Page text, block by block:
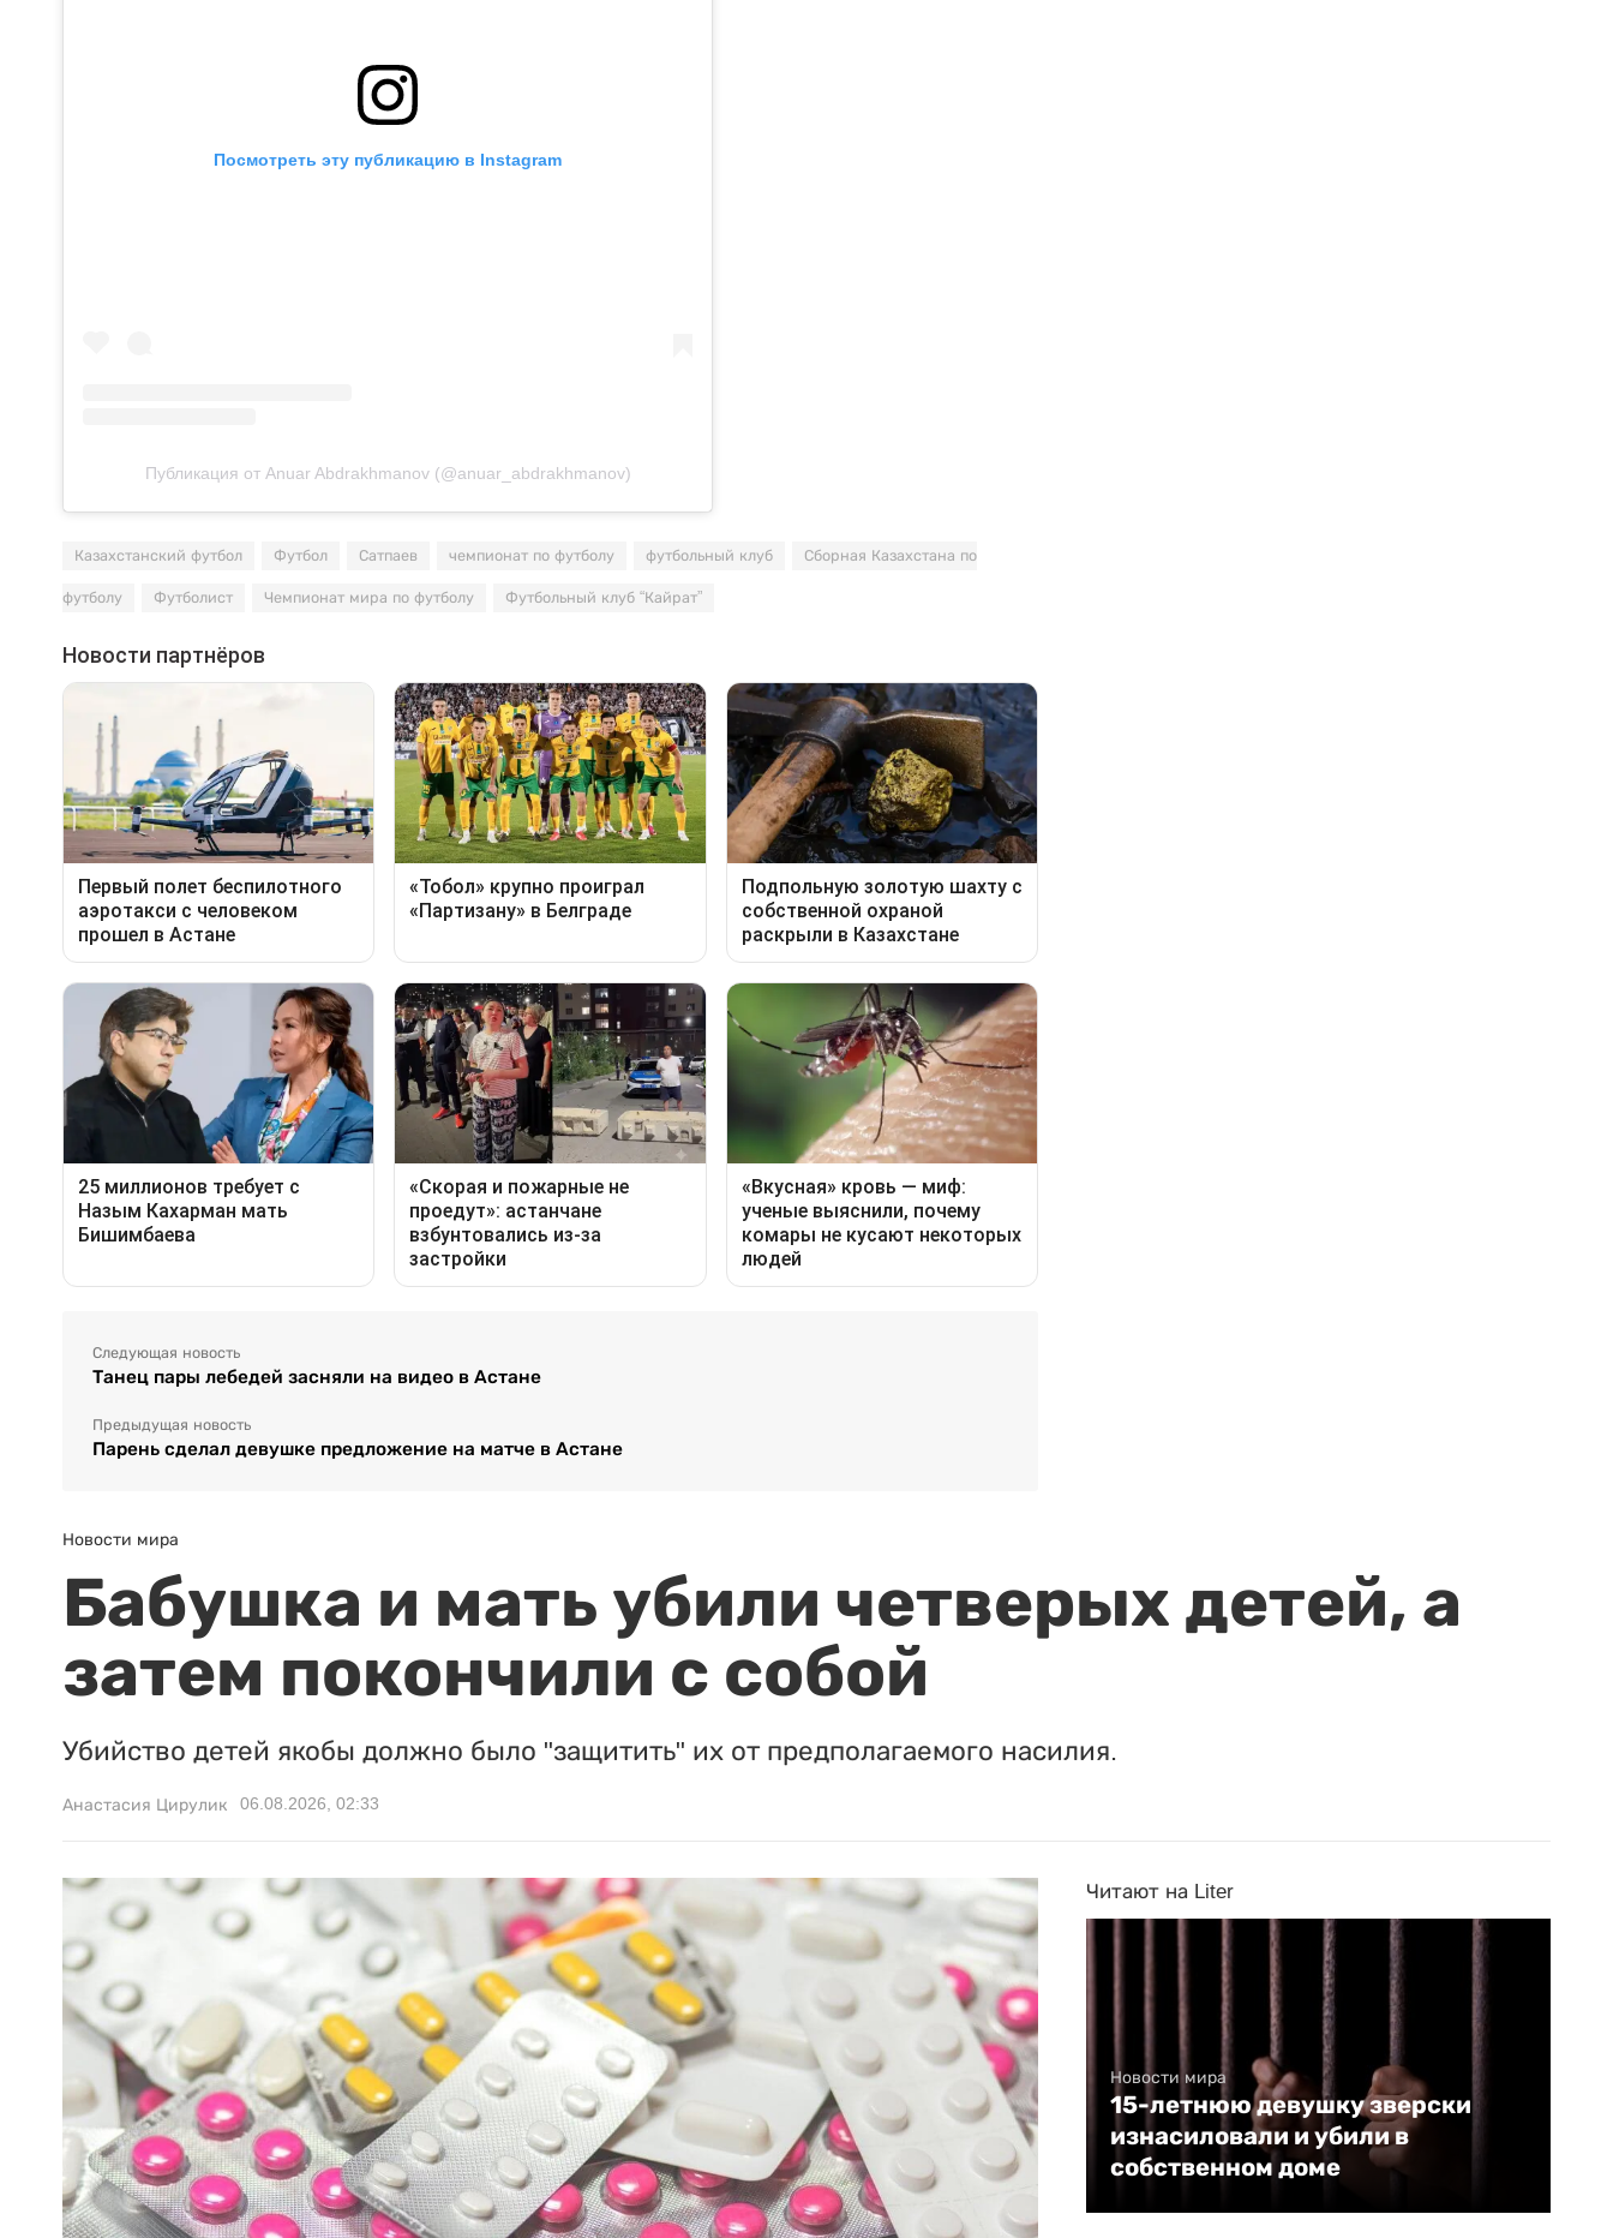
Посмотреть эту публикацию в Instagram
Публикация от Anuar Abdrakhmanov (@anuar_abdrakhmanov)
Казахстанский футбол Футбол Сатпаев чемпионат по футболу футбольный клуб Сборная Казахстана по
футболу Футболист Чемпионат мира по футболу Футбольный клуб “Кайрат”
Следующая новость
Танец пары лебедей засняли на видео в Астане
Предыдущая новость
Парень сделал девушке предложение на матче в Астане
Новости мира
Бабушка и мать убили четверых детей, а
затем покончили с собой
Убийство детей якобы должно было "защитить" их от предполагаемого насилия.
Анастасия Цирулик 06.08.2026, 02:33
Читают на Liter
Новости мира
15-летнюю девушку зверски
изнасиловали и убили в
собственном доме